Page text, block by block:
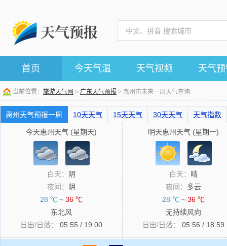
首页 今天气温 天气视频 天气
当前位置： 旅游天气网 > 广东天气预报 > 惠州市未来一周天气查询
惠州天气预报一周 10天天气 15天天气 30天天气 天气指数
今天惠州天气 (星期天)
白天：
阴
夜间：
阴
28 ℃ ~ 36 ℃
东北风
日出/日落：
05:55 / 19:00
明天惠州天气 (星期一)
白天：
晴
夜间： 多云
28 ℃ ~ 36 ℃
无持续风向
日出/日落：
05:56 / 18:59